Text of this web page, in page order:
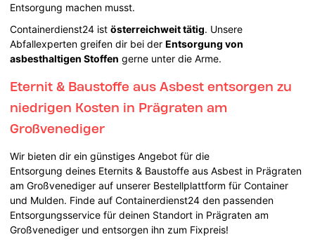
Entsorgung machen musst.
Containerdienst24 istösterreichweit tätig. Unsere
Abfallexperten greifen dir bei derEntsorgung von
asbesthaltigen Stoffen gerne unter die Arme.
Eternit & Baustoffe aus Asbest entsorgen zu
niedrigen Kosten in Prägraten am
Großvenediger
Wir bieten dir ein günstiges Angebot für die
Entsorgung deines Eternits & Baustoffe aus Asbest in Prägraten
am Großvenediger auf unserer Bestellplattform für Container
und Mulden. Finde auf Containerdienst24 den passenden
Entsorgungsservice für deinen Standort in Prägraten am
Großvenediger und entsorgen ihn zum Fixpreis!